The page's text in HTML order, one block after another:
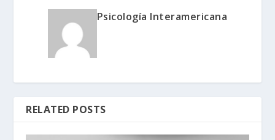
Psicología Interamericana
RELATED POSTS